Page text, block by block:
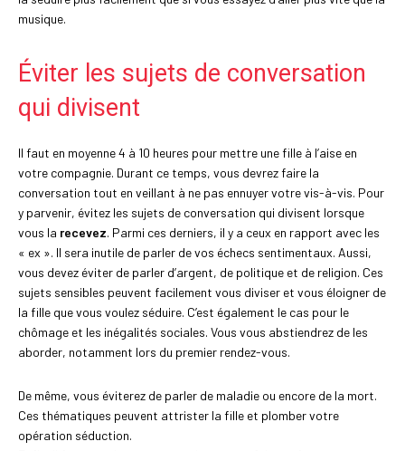
musique.
Éviter les sujets de conversation
qui divisent
Il faut en moyenne 4 à 10 heures pour mettre une fille à l’aise en
votre compagnie. Durant ce temps, vous devrez faire la
conversation tout en veillant à ne pas ennuyer votre vis-à-vis. Pour
y parvenir, évitez les sujets de conversation qui divisent lorsque
vous la recevez. Parmi ces derniers, il y a ceux en rapport avec les
« ex ». Il sera inutile de parler de vos échecs sentimentaux. Aussi,
vous devez éviter de parler d’argent, de politique et de religion. Ces
sujets sensibles peuvent facilement vous diviser et vous éloigner de
la fille que vous voulez séduire. C’est également le cas pour le
chômage et les inégalités sociales. Vous vous abstiendrez de les
aborder, notamment lors du premier rendez-vous.
De même, vous éviterez de parler de maladie ou encore de la mort.
Ces thématiques peuvent attrister la fille et plomber votre
opération séduction.